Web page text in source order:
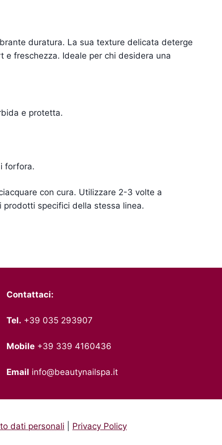
duratura. La sua texture delicata deterge
freschezza. Ideale per chi desidera una
e protetta.
forfora.
con cura. Utilizzare 2-3 volte a
specifici della stessa linea.
Contattaci:
Tel. +39 035 293907
Mobile +39 339 4160436
Email info@beautynailspa.it
dati personali Privacy Policy